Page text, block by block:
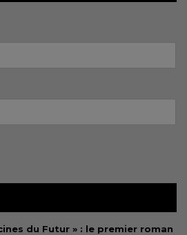
du Futur » : le premier roman